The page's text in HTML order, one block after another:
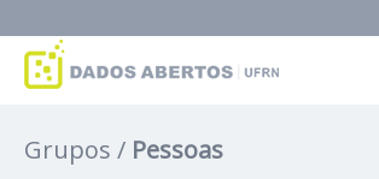
Grupos
Grupos Pessoas